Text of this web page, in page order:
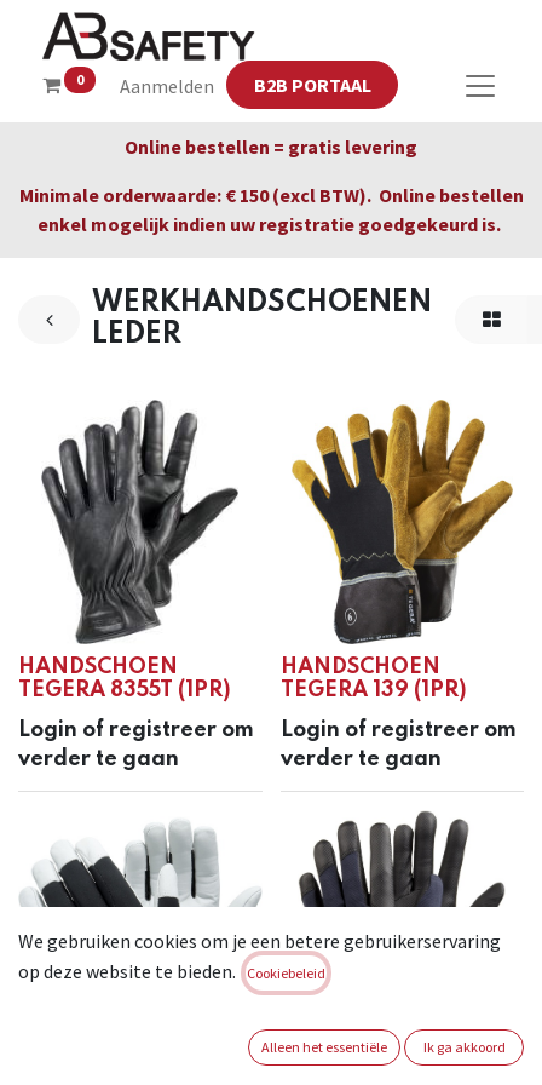
0 Aanmelden B2B PORTAAL
Online bestellen = gratis levering
Minimale orderwaarde: € 150 (excl BTW). Online bestellen
enkel mogelijk indien uw registratie goedgekeurd is.
WERKHANDSCHOENEN
LEDER
HANDSCHOEN
TEGERA 8355T (1PR)
Login of registreer om
verder te gaan
HANDSCHOEN
TEGERA 139 (1PR)
Login of registreer om
verder te gaan
We gebruiken cookies om je een betere gebruikerservaring
op deze website te bieden.
Cookiebeleid
Alleen het essentiële Ik ga akkoord